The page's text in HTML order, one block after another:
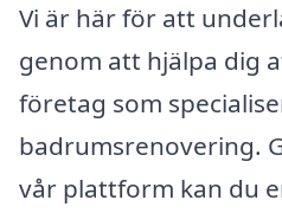
Vi är här för att
genom att hjälpa dig
företag som
badrumsrenovering.
vår plattform kan du